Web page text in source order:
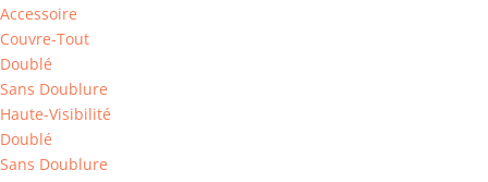
Accessoire
Couvre-Tout
Doublé
Sans Doublure
Haute-Visibilité
Doublé
Sans Doublure